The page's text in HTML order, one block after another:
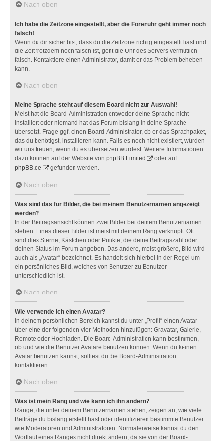
Nach oben
Ich habe die Zeitzone eingestellt, aber die Forenuhr geht immer noch
falsch!
Wenn du dir sicher bist, dass du die Zeitzone richtig eingestellt hast und
die Zeit trotzdem noch falsch ist, geht die Uhr des Servers vermutlich
falsch. Kontaktiere einen Administrator, damit er das Problem beheben
kann.
Nach oben
Meine Sprache steht auf diesem Board nicht zur Auswahl!
Meist hat die Board-Administration entweder deine Sprache nicht
installiert oder niemand hat das Forum bislang in deine Sprache
übersetzt. Frage ggf. einen Board-Administrator, ob er das Sprachpaket,
das du benötigst, installieren kann. Falls es noch nicht existiert, würden
wir uns freuen, wenn du es übersetzen würdest. Weitere Informationen
dazu können auf der Website von phpBB Limited
oder auf
phpBB.de
gefunden werden.
Nach oben
Was sind das für Bilder, die bei meinem Benutzernamen angezeigt
werden?
In der Beitragsansicht können zwei Bilder bei deinem Benutzernamen
stehen. Eines dieser Bilder ist meist mit deinem Rang verknüpft: Oft
sind dies Sterne, Kästchen oder Punkte, die deine Beitragszahl oder
deinen Status im Forum angeben. Das andere, meist größere, Bild wird
auch als „Avatar“ bezeichnet. Es handelt sich hierbei in der Regel um
ein persönliches Bild, welches von Benutzer zu Benutzer
unterschiedlich ist.
Nach oben
Wie verwende ich einen Avatar?
In deinem persönlichen Bereich kannst du unter „Profil“ einen Avatar
über eine der folgenden vier Methoden hinzufügen: Gravatar, Galerie,
Remote oder Hochladen. Die Board-Administration kann bestimmen,
ob und wie die Benutzer Avatare benutzen können. Wenn du keinen
Avatar benutzen kannst, solltest du die Board-Administration
kontaktieren.
Nach oben
Was ist mein Rang und wie kann ich ihn ändern?
Ränge, die unter deinem Benutzernamen stehen, zeigen an, wie viele
Beiträge du bislang erstellt hast oder identifizieren bestimmte Benutzer
wie Moderatoren und Administratoren. Normalerweise kannst du den
Wortlaut eines Ranges nicht direkt ändern, da sie von der Board-